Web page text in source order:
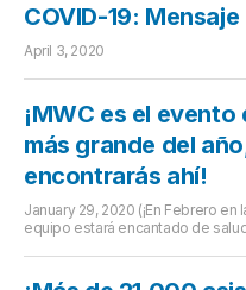
COVID-19:
April 3, 2020
¡MWC es el
más grande del
encontrarás ahí!
January 29, 2020 (¡En Febrero en
equipo estará encantado de